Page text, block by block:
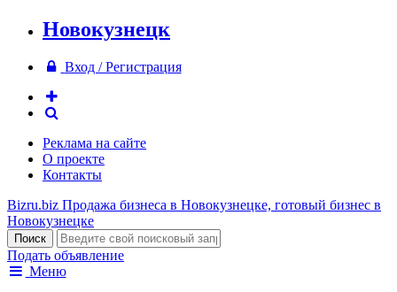
Новокузнецк
Вход / Регистрация
Реклама на сайте
О проекте
Контакты
Bizru.biz Продажа бизнеса в Новокузнецке, готовый бизнес в
Новокузнецке
Подать объявление
Меню